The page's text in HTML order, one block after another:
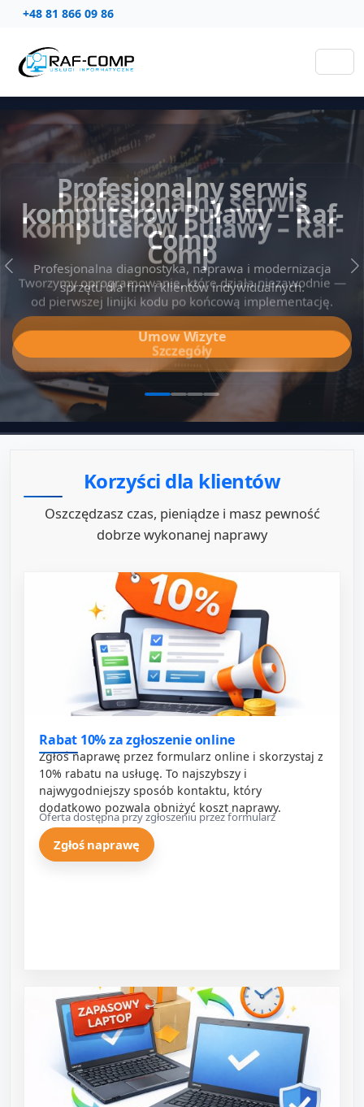
+48 81 866 09 86
Profesjonalny serwis
komputerów Puławy – Raf-
Comp
Tworzymy oprogramowanie, które działa niezawodnie —
od pierwszej linijki kodu po końcową implementację.
Szczegóły
Poprzedni slajd
Korzyści dla klientów
Oszczędzasz czas, pieniądze i masz pewność
dobrze wykonanej naprawy
Rabat 10% za zgłoszenie online
Zgłoś naprawę przez formularz online i skorzystaj z
10% rabatu na usługę. To najszybszy i
najwygodniejszy sposób kontaktu, który
dodatkowo pozwala obniżyć koszt naprawy.
Oferta dostępna przy zgłoszeniu przez formularz
Zgłoś naprawę